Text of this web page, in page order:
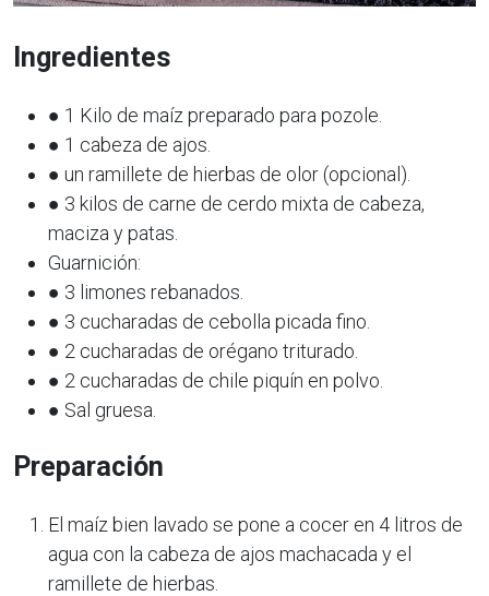
Ingredientes
● 1 Kilo de maíz preparado para pozole.
● 1 cabeza de ajos.
● un ramillete de hierbas de olor (opcional).
● 3 kilos de carne de cerdo mixta de cabeza,
maciza y patas.
Guarnición:
● 3 limones rebanados.
● 3 cucharadas de cebolla picada fino.
● 2 cucharadas de orégano triturado.
● 2 cucharadas de chile piquín en polvo.
● Sal gruesa.
Preparación
El maíz bien lavado se pone a cocer en 4 litros de
agua con la cabeza de ajos machacada y el
ramillete de hierbas.